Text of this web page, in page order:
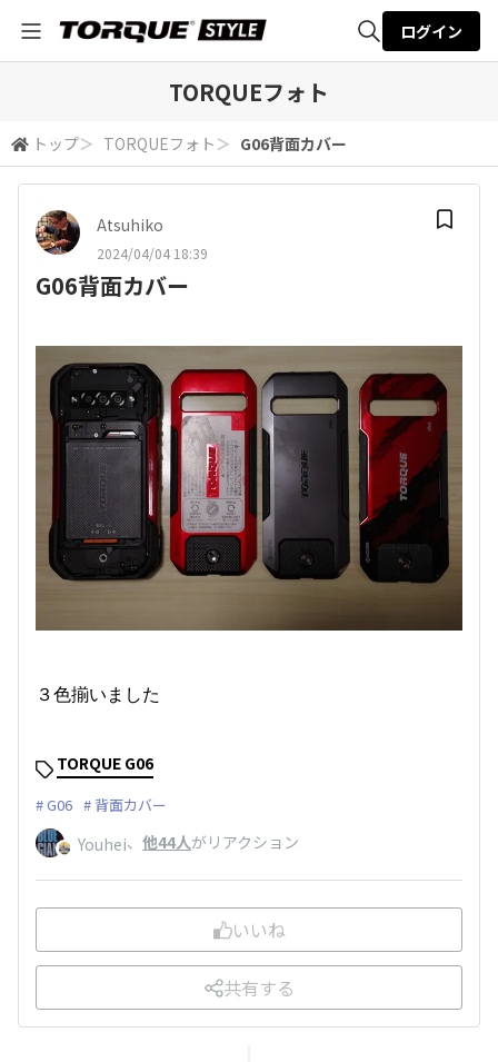
検索
ログイン
TORQUEフォト
トップ＞ TORQUEフォト ＞ G06背面カバー
Atsuhiko
2024/04/04 18:39
G06背面カバー
３色揃いました
TORQUE G06
G06 背面カバー
Youhei、 他44人がリアクション
いいね
共有する